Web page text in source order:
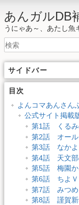
あんガルDB
うにゃあ～、あたし
サイドバー
目次
よんコマあんさん
公式サイト掲載
第1話 くるみ
第2話 オール
第3話 なかよ
第4話 天文部
第5話 梅園か
第6話 ちよＶ
第7話 みつめ
第8話 謹賀新